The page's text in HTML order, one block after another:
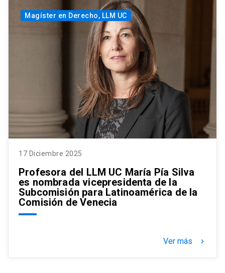
Magíster en Derecho, LLM UC
17 Diciembre 2025
Profesora del LLM UC María Pía Silva
es nombrada vicepresidenta de la
Subcomisión para Latinoamérica de la
Comisión de Venecia
Ver más keyboard_arrow_right